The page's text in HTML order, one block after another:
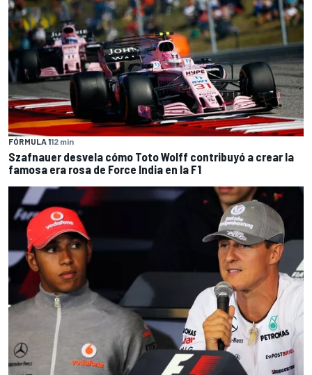
FÓRMULA 112 min
Szafnauer desvela cómo Toto Wolff contribuyó a crear la
famosa era rosa de Force India en la F1